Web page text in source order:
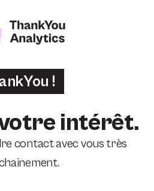
!
intérêt.
contact avec vous très